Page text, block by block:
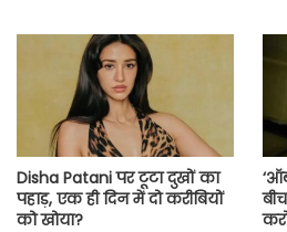
Disha Patani पर टूटा दुखों का
पहाड़, एक ही दिन में दो करीबियों
को खोया?